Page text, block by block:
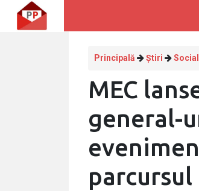
Principală Știri Social
MEC
general-